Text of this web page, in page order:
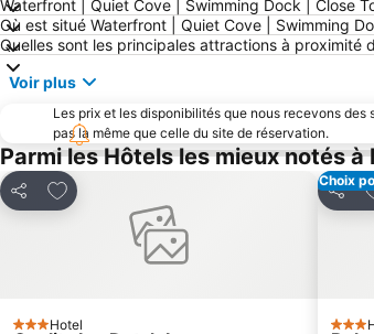
Waterfront | Quiet Cove | Swimming Dock | Close
Où est situé Waterfront | Quiet Cove | Swimming
Quelles sont les principales attractions à proximité
Voir plus
Les prix et les disponibilités que nous recevons
pas la même que celle du site de réservation.
Parmi les Hôtels les mieux notés
Partager
Ajouter à mes favoris
Hotel
Choix